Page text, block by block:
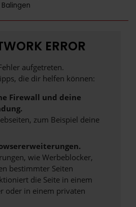
ERROR
aufgetreten.
die dir helfen können:
Firewall und deine
zum Beispiel deine
wie Werbeblocker,
bestimmter Seiten
die Seite in einem
oder in einem privaten